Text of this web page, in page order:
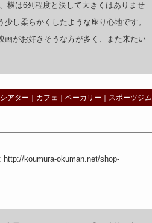
横は6列程度と決して大きくはありませ
し柔らかくしたような座り心地です。
画がお好きそうな方が多く、また来たい
シアター カフェ ベーカリー スポーツジム
http://koumura-okuman.net/shop-